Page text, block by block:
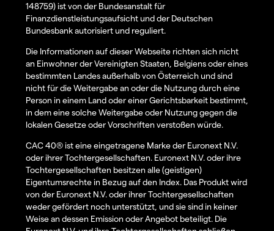
148759) ist von der Bundesanstalt für
Finanzdienstleistungsaufsicht und der Deutschen
Bundesbank autorisiert und reguliert.
Die Informationen auf dieser Webseite richten sich nicht
an Einwohner der Vereinigten Staaten, Belgiens oder eines
bestimmten Landes außerhalb von Österreich und sind
nicht für die Weitergabe an oder die Nutzung durch eine
Person in einem Land oder einer Gerichtsbarkeit bestimmt,
in dem eine solche Weitergabe oder Nutzung gegen die
lokalen Gesetze oder Vorschriften verstoßen würde.
CAC 40® ist eine eingetragene Marke der Euronext N.V.
oder ihrer Tochtergesellschaften. Euronext N.V. oder ihre
Tochtergesellschaften besitzen alle (geistigen)
Eigentumsrechte in Bezug auf den Index. Das Produkt wird
von der Euronext N.V. oder ihrer Tochtergesellschaften
weder gefördert noch unterstützt, und sie sind in keiner
Weise an dessen Emission oder Angebot beteiligt. Die